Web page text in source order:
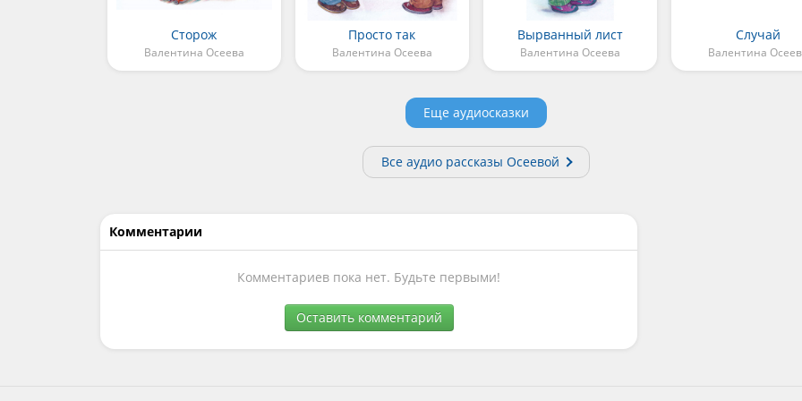
Сторож
Валентина Осеева
Просто так
Валентина Осеева
Вырванный лист
Валентина Осеева
Случай
Валентина
Еще аудиосказки
Все аудио рассказы Осеевой
Комментарии
Комментариев пока нет. Будьте первыми!
Оставить комментарий